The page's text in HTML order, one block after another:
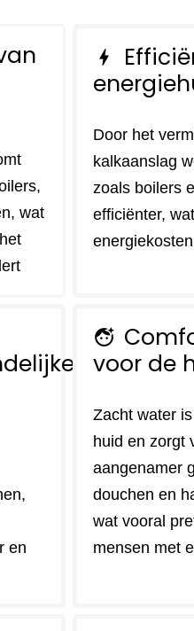
wat
bolt
Door het
kalkaanslag
zoals boilers
efficiënter,
en
face_retouching_natural
voor de
Zacht water
huid en zorgt
aangenamer
douchen en
wat vooral
mensen met